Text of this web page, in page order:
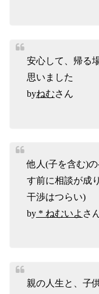
安心して、帰る
思いました
byねむさん
他人(子を含む)
す前に相談が成
干渉はつらい)
by* ねむいよ さ
親の人生と、子